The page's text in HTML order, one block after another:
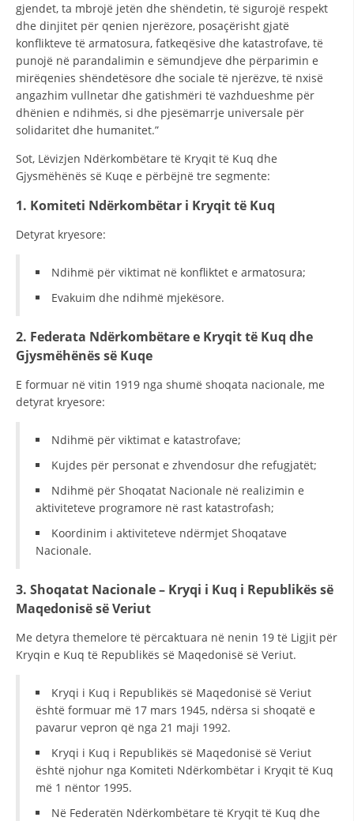
LIGJI I KRYQIT TË KUQ
STATUTI I KRYQIT TË KUQ
ORGANIZIMI DHE ZHVILLIMI
BORDI DREJTUES
DISEMINIMI
SI TË JEPNI DONACIONE
PËRGATITSHMËRI DHE VEPRIM GJATË KATASTROFAVE
EKIPE PËRGJIGJE DISASTER
STACIONIN E UJIT SHPËTIMIT – VODNO
PROJEKTE
MARRDHËNJE ME PUBLIKUN
HULUMTIMI I OPINIONIT PUBLIK
MARRËVESHJE
PROJEKTE
SHËRBIMI PËR KËRKIM
gjendet, ta mbrojë jetën dhe shëndetin, të sigurojë respekt
dhe dinjitet për qenien njerëzore, posaçërisht gjatë
konflikteve të armatosura, fatkeqësive dhe katastrofave, të
punojë në parandalimin e sëmundjeve dhe përparimin e
mirëqenies shëndetësore dhe sociale të njerëzve, të nxisë
angazhim vullnetar dhe gatishmëri të vazhdueshme për
dhënien e ndihmës, si dhe pjesëmarrje universale për
solidaritet dhe humanitet.”
Sot, Lëvizjen Ndërkombëtare të Kryqit të Kuq dhe
Gjysmëhënës së Kuqe e përbëjnë tre segmente:
1. Komiteti Ndërkombëtar i Kryqit të Kuq
Detyrat kryesore:
Ndihmë për viktimat në konfliktet e armatosura;
Evakuim dhe ndihmë mjekësore.
2. Federata Ndërkombëtare e Kryqit të Kuq dhe
Gjysmëhënës së Kuqe
E formuar në vitin 1919 nga shumë shoqata nacionale, me
detyrat kryesore:
Ndihmë për viktimat e katastrofave;
Kujdes për personat e zhvendosur dhe refugjatët;
Ndihmë për Shoqatat Nacionale në realizimin e
aktiviteteve programore në rast katastrofash;
Koordinim i aktiviteteve ndërmjet Shoqatave
Nacionale.
3. Shoqatat Nacionale – Kryqi i Kuq i Republikës së
Maqedonisë së Veriut
Me detyra themelore të përcaktuara në nenin 19 të Ligjit për
Kryqin e Kuq të Republikës së Maqedonisë së Veriut.
Kryqi i Kuq i Republikës së Maqedonisë së Veriut
është formuar më 17 mars 1945, ndërsa si shoqatë e
pavarur vepron që nga 21 maji 1992.
Kryqi i Kuq i Republikës së Maqedonisë së Veriut
është njohur nga Komiteti Ndërkombëtar i Kryqit të Kuq
më 1 nëntor 1995.
Në Federatën Ndërkombëtare të Kryqit të Kuq dhe